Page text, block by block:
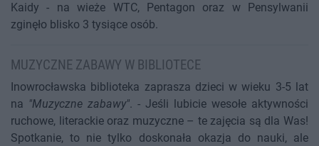
Kaidy - na wieże WTC, Pentagon oraz w Pensylwanii
zginęło blisko 3 tysiące osób.
MUZYCZNE ZABAWY W BIBLIOTECE
Inowrocławska biblioteka zaprasza dzieci w wieku 3-5 lat
na "Muzyczne zabawy". - Jeśli lubicie wesołe aktywności
ruchowe, literackie oraz muzyczne – te zajęcia są dla Was!
Spotkanie, to nie tylko doskonała okazja do nauki, ale